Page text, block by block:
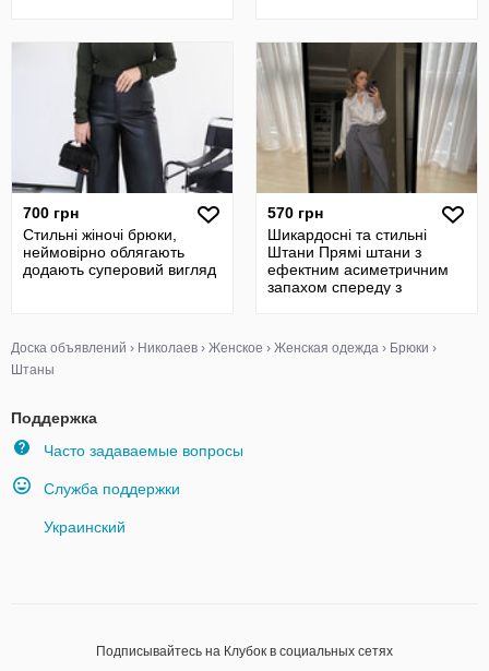
700 грн
Стильні жіночі брюки,
неймовірно облягають
додають суперовий вигляд
570 грн
Шикардосні та стильні
Штани Прямі штани з
ефектним асиметричним
запахом спереду з
Доска объявлений › Николаев › Женское › Женская одежда › Брюки ›
Штаны
Поддержка
Часто задаваемые вопросы
Служба поддержки
Украинский
Подписывайтесь на Клубок в социальных сетях